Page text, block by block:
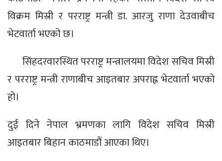
विक्रम मिस्री र परराष्ट्र मन्त्री डा. आरजु राणा देउवाबीच
भेटवार्ता भएको छ।
सिंहदरवारस्थित परराष्ट्र मन्त्रालयमा विदेश सचिव मिस्री
र परराष्ट्र मन्त्री राणाबीच आइतबार अपराह्न भेटवार्ता भएको
हो।
दुई दिने नेपाल भ्रमणका लागि विदेश सचिव मिस्री
आइतबार बिहान काठमाडौं आएका थिए।